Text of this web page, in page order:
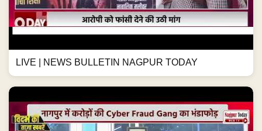
LIVE | NEWS BULLETIN NAGPUR TODAY